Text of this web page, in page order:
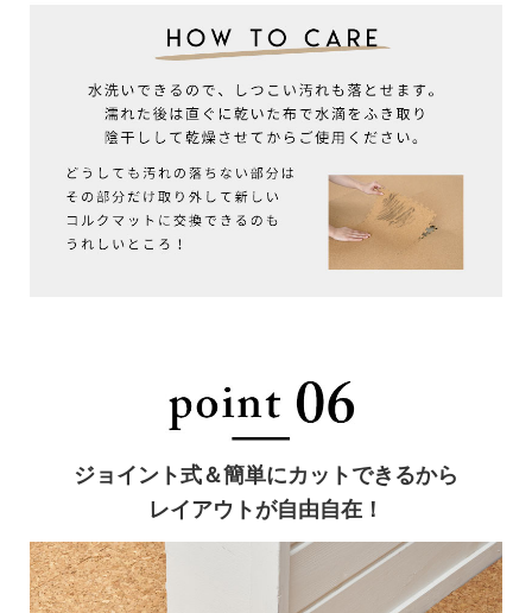
ジョイント式＆簡単にカットできるから
レイアウトが自由自在！